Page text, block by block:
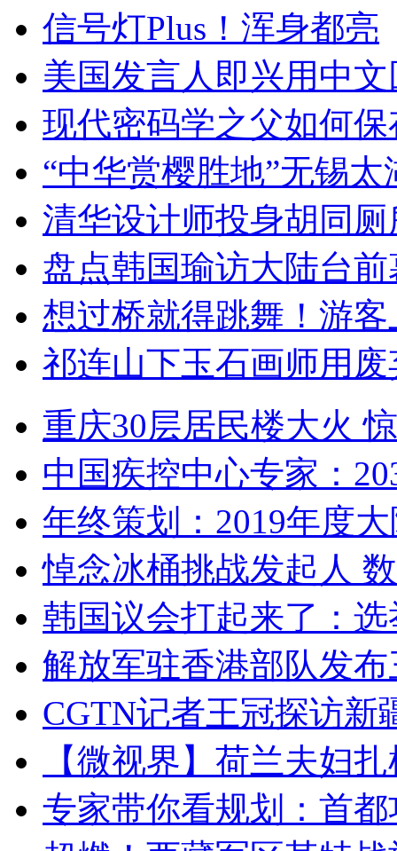
信号灯Plus！浑身都亮
美国发言人即兴用中
现代密码学之父如何
“中华赏樱胜地”无锡
清华设计师投身胡同
盘点韩国瑜访大陆台
想过桥就得跳舞！游客
祁连山下玉石画师用
重庆30层居民楼大火
中国疾控中心专家：
年终策划：2019年度
悼念冰桶挑战发起人
韩国议会打起来了：
解放军驻香港部队发
CGTN记者王冠探访新
【微视界】荷兰夫妇
专家带你看规划：首